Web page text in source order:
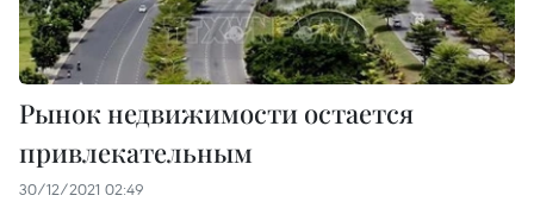
Рынок недвижимости остается
привлекательным
30/12/2021 02:49